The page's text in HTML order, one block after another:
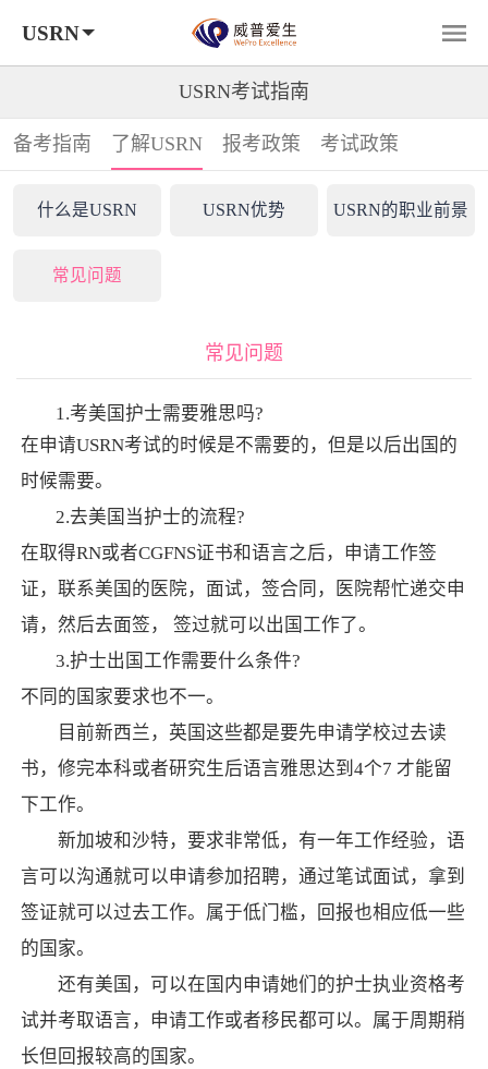
USRN
USRN考试指南
备考指南 了解USRN 报考政策 考试政策
什么是USRN USRN优势 USRN的职业前景
常见问题
常见问题
1.考美国护士需要雅思吗?
在申请USRN考试的时候是不需要的，但是以后出国的
时候需要。
2.去美国当护士的流程?
在取得RN或者CGFNS证书和语言之后，申请工作签
证，联系美国的医院，面试，签合同，医院帮忙递交申
请，然后去面签， 签过就可以出国工作了。
3.护士出国工作需要什么条件?
不同的国家要求也不一。
目前新西兰，英国这些都是要先申请学校过去读
书，修完本科或者研究生后语言雅思达到4个7 才能留
下工作。
新加坡和沙特，要求非常低，有一年工作经验，语
言可以沟通就可以申请参加招聘，通过笔试面试，拿到
签证就可以过去工作。属于低门槛，回报也相应低一些
的国家。
还有美国，可以在国内申请她们的护士执业资格考
试并考取语言，申请工作或者移民都可以。属于周期稍
长但回报较高的国家。